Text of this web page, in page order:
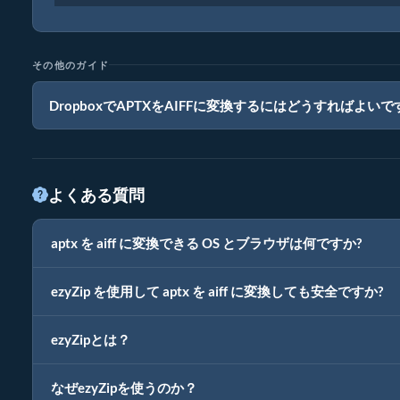
その他のガイド
DropboxでAPTXをAIFFに変換するにはどうすればよいで
よくある質問
aptx を aiff に変換できる OS とブラウザは何ですか?
ezyZip を使用して aptx を aiff に変換しても安全ですか?
ezyZipとは？
なぜezyZipを使うのか？